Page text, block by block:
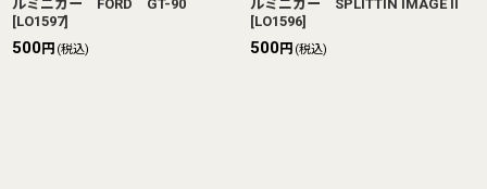
ルミニカー FORD GT-90
[LO1597]
500円 (税込)
ルミニカー SPLITTIN IMAGE II
[LO1596]
500円 (税込)